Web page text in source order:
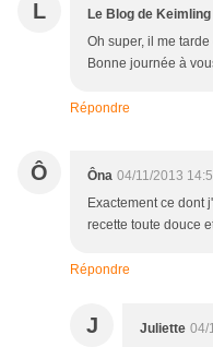
L Le Blog de Keimling
Oh super, il me
Bonne journée à
Répondre
Ô Ôna 04/11/2013
Exactement ce dont
recette toute douce
Répondre
J Juliette 04/